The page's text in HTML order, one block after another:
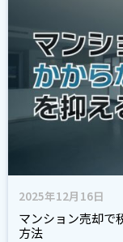
2025年12月16日
マンション売却で
方法